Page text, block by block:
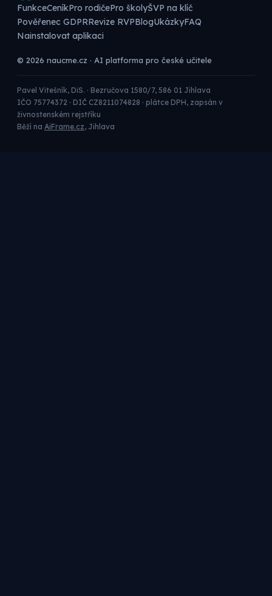
FunkceCeníkPro rodičePro školyŠVP na klíč
Pověřenec GDPRRevize RVPBlogUkázkyFAQ
Nainstalovat aplikaci
© 2026 naucme.cz · AI platforma pro české učitele
Pavel Vitešník, DiS. · Bezručova 1580/7, 586 01 Jihlava
IČO 75774372 · DIČ CZ8211074828 · plátce DPH, zapsán v
živnostenském rejstříku
Běží na AiFrame.cz, Jihlava